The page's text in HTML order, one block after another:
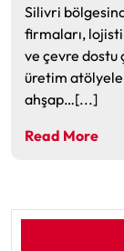
Silivri
firmaları,
ve çevre dostu
üretim
ahşap…[...]
Read More